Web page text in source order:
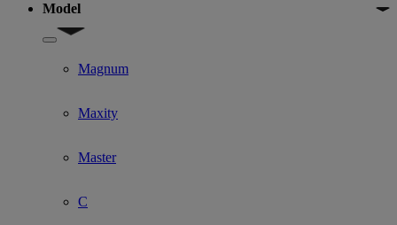
Model
Show submenu for Model
Magnum
Maxity
Master
C